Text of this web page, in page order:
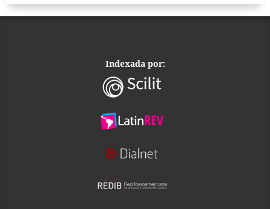
Indexada por: